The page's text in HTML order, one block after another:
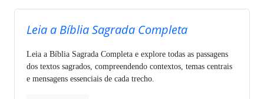
Leia a Bíblia Sagrada Completa
Leia a Bíblia Sagrada Completa e explore todas as passagens
dos textos sagrados, compreendendo contextos, temas centrais
e mensagens essenciais de cada trecho.